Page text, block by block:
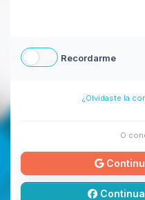
Recordarme
¿Olvidaste la
O